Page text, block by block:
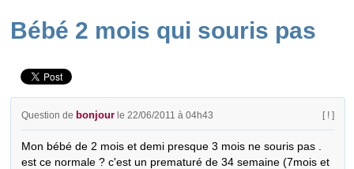
Bébé 2 mois qui souris pas
Question de bonjour le 22/06/2011 à 04h43 [ ! ]
Mon bébé de 2 mois et demi presque 3 mois ne souris pas .
est ce normale ? c'est un prematuré de 34 semaine (7mois et